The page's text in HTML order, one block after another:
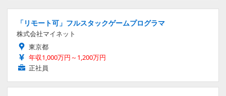
「リモート可」フルスタックゲームプログラマ
株式会社マイネット
東京都
年収1,000万円～1,200万円
正社員